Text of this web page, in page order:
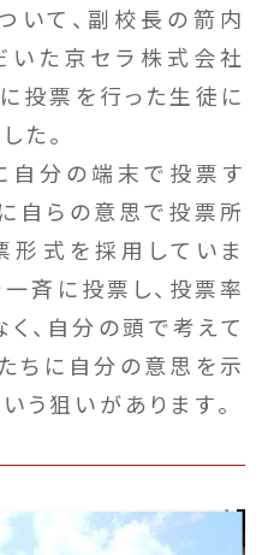
いて、副校長の箭内
いた京セラ株式会社
投票を行った生徒に
た。
自分の端末で投票す
自らの意思で投票所
形式を採用していま
斉に投票し、投票率
、自分の頭で考えて
ちに自分の意思を示
う狙いがあります。